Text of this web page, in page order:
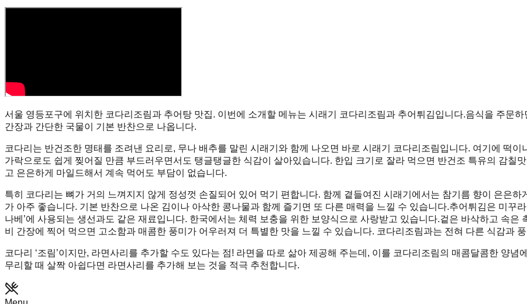
서울 영등포구에 위치한 코다리조림과 추어탕 맛집. 이번에 소개할 메뉴는 시래기 코다리조림과 추어튀김입니다.음식을 주문
간장과 간단한 국물이 기본 반찬으로 나옵니다.
코다리는 반건조한 명태를 조려낸 요리로, 무나 배추를 말린 시래기와 함께 나오면 바로 시래기 코다리조림입니다. 여기에 떡
가락으로도 쉽게 찢어질 만큼 부드러우면서도 탱글탱글한 식감이 살아있습니다. 한입 크기로 잘라 먹으면 반건조 특유의 감칠
고 은은하게 마일드해서 계속 먹어도 부담이 없습니다.
특히 코다리는 뼈가 거의 느껴지지 않게 정성껏 손질되어 있어 먹기 편합니다. 함께 곁들여진 시래기에서는 참기름 향이 은은
가 아주 좋습니다. 기본 반찬으로 나온 김이나 아삭한 콩나물과 함께 즐기면 또 다른 매력을 느낄 수 있습니다.추어튀김은 미꾸
나베’에 사용되는 생선과도 같은 재료입니다. 한국에서는 체력 보충을 위한 보양식으로 사랑받고 있습니다.겉은 바삭하고 속
비 간장에 찍어 먹으면 고소함과 매콤한 풍미가 어우러져 더 특별한 맛을 느낄 수 있습니다. 코다리조림과는 전혀 다른 식감과
코다리 ‘조림’이지만, 라면사리를 추가할 수도 있다는 점! 라면을 따로 삶아 제공해 주는데, 이를 코다리조림의 매콤달콤한 양
무리할 때 살짝 아쉽다면 라면사리를 추가해 보는 것을 적극 추천합니다.